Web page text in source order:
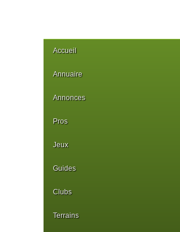
Accueil
Annuaire
Annonces
Pros
Jeux
Guides
Clubs
Terrains